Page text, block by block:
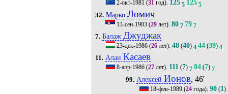
2-окт-1981 (31год). 125 5 125 5
32. Марко Ломич
13-сен-1983(29лет). 80 7 79 7
7. Балаж Джуджак
23-дек-1986(26лет). 48(40) 4 44(39) 4
11. Алан Касаев
8-апр-1986(27лет). 111(7) 7 84(7) 7
99. Алексей Ионов, 46'
18-фев-1989 (24 года).90 (1)